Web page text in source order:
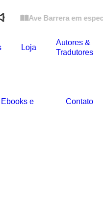
Ave Barrera em especial
Loja
Autores &
Tradutores
Ebooks e Contato